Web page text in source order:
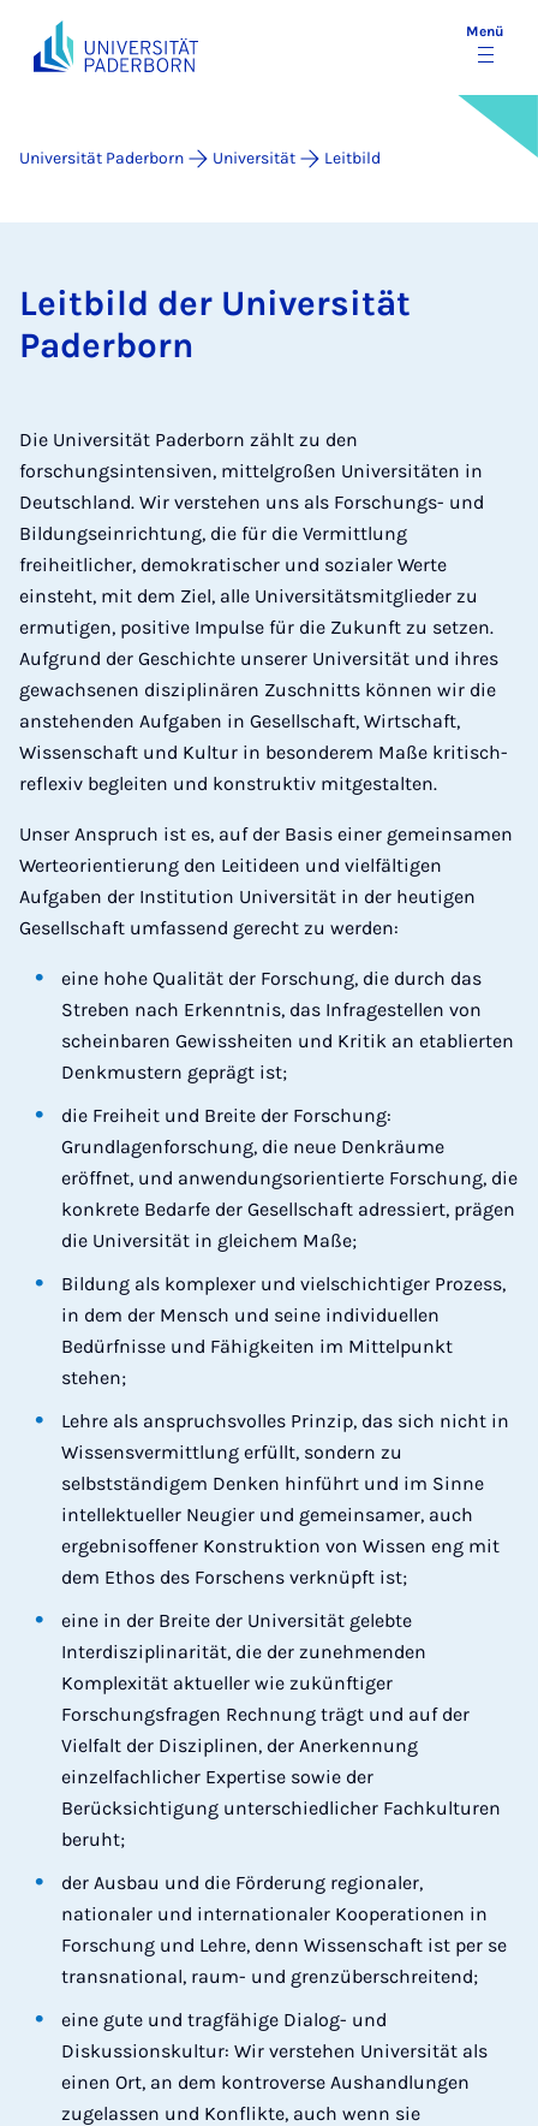
Menü
Universität Paderborn Universität Leitbild
Leitbild der Universität
Paderborn
Die Universität Paderborn zählt zu den
forschungsintensiven, mittelgroßen Universitäten in
Deutschland. Wir verstehen uns als Forschungs- und
Bildungseinrichtung, die für die Vermittlung
freiheitlicher, demokratischer und sozialer Werte
einsteht, mit dem Ziel, alle Universitätsmitglieder zu
ermutigen, positive Impulse für die Zukunft zu setzen.
Aufgrund der Geschichte unserer Universität und ihres
gewachsenen disziplinären Zuschnitts können wir die
anstehenden Aufgaben in Gesellschaft, Wirtschaft,
Wissenschaft und Kultur in besonderem Maße kritisch-
reflexiv begleiten und konstruktiv mitgestalten.
Unser Anspruch ist es, auf der Basis einer gemeinsamen
Werteorientierung den Leitideen und vielfältigen
Aufgaben der Institution Universität in der heutigen
Gesellschaft umfassend gerecht zu werden:
eine hohe Qualität der Forschung, die durch das
Streben nach Erkenntnis, das Infragestellen von
scheinbaren Gewissheiten und Kritik an etablierten
Denkmustern geprägt ist;
die Freiheit und Breite der Forschung:
Grundlagenforschung, die neue Denkräume
eröffnet, und anwendungsorientierte Forschung, die
konkrete Bedarfe der Gesellschaft adressiert, prägen
die Universität in gleichem Maße;
Bildung als komplexer und vielschichtiger Prozess,
in dem der Mensch und seine individuellen
Bedürfnisse und Fähigkeiten im Mittelpunkt
stehen;
Lehre als anspruchsvolles Prinzip, das sich nicht in
Wissensvermittlung erfüllt, sondern zu
selbstständigem Denken hinführt und im Sinne
intellektueller Neugier und gemeinsamer, auch
ergebnisoffener Konstruktion von Wissen eng mit
dem Ethos des Forschens verknüpft ist;
eine in der Breite der Universität gelebte
Interdisziplinarität, die der zunehmenden
Komplexität aktueller wie zukünftiger
Forschungsfragen Rechnung trägt und auf der
Vielfalt der Disziplinen, der Anerkennung
einzelfachlicher Expertise sowie der
Berücksichtigung unterschiedlicher Fachkulturen
beruht;
der Ausbau und die Förderung regionaler,
nationaler und internationaler Kooperationen in
Forschung und Lehre, denn Wissenschaft ist per se
transnational, raum- und grenzüberschreitend;
eine gute und tragfähige Dialog- und
Diskussionskultur: Wir verstehen Universität als
einen Ort, an dem kontroverse Aushandlungen
zugelassen und Konflikte, auch wenn sie